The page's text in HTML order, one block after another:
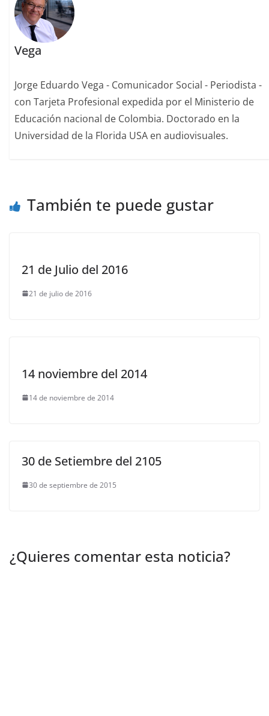
Vega
Jorge Eduardo Vega - Comunicador Social - Periodista -
con Tarjeta Profesional expedida por el Ministerio de
Educación nacional de Colombia. Doctorado en la
Universidad de la Florida USA en audiovisuales.
También te puede gustar
21 de Julio del 2016
21 de julio de 2016
14 noviembre del 2014
14 de noviembre de 2014
30 de Setiembre del 2105
30 de septiembre de 2015
¿Quieres comentar esta noticia?